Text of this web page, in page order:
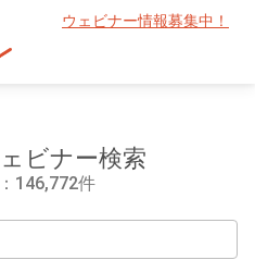
ウェビナー情報募集中！
ビナー検索
146,772件